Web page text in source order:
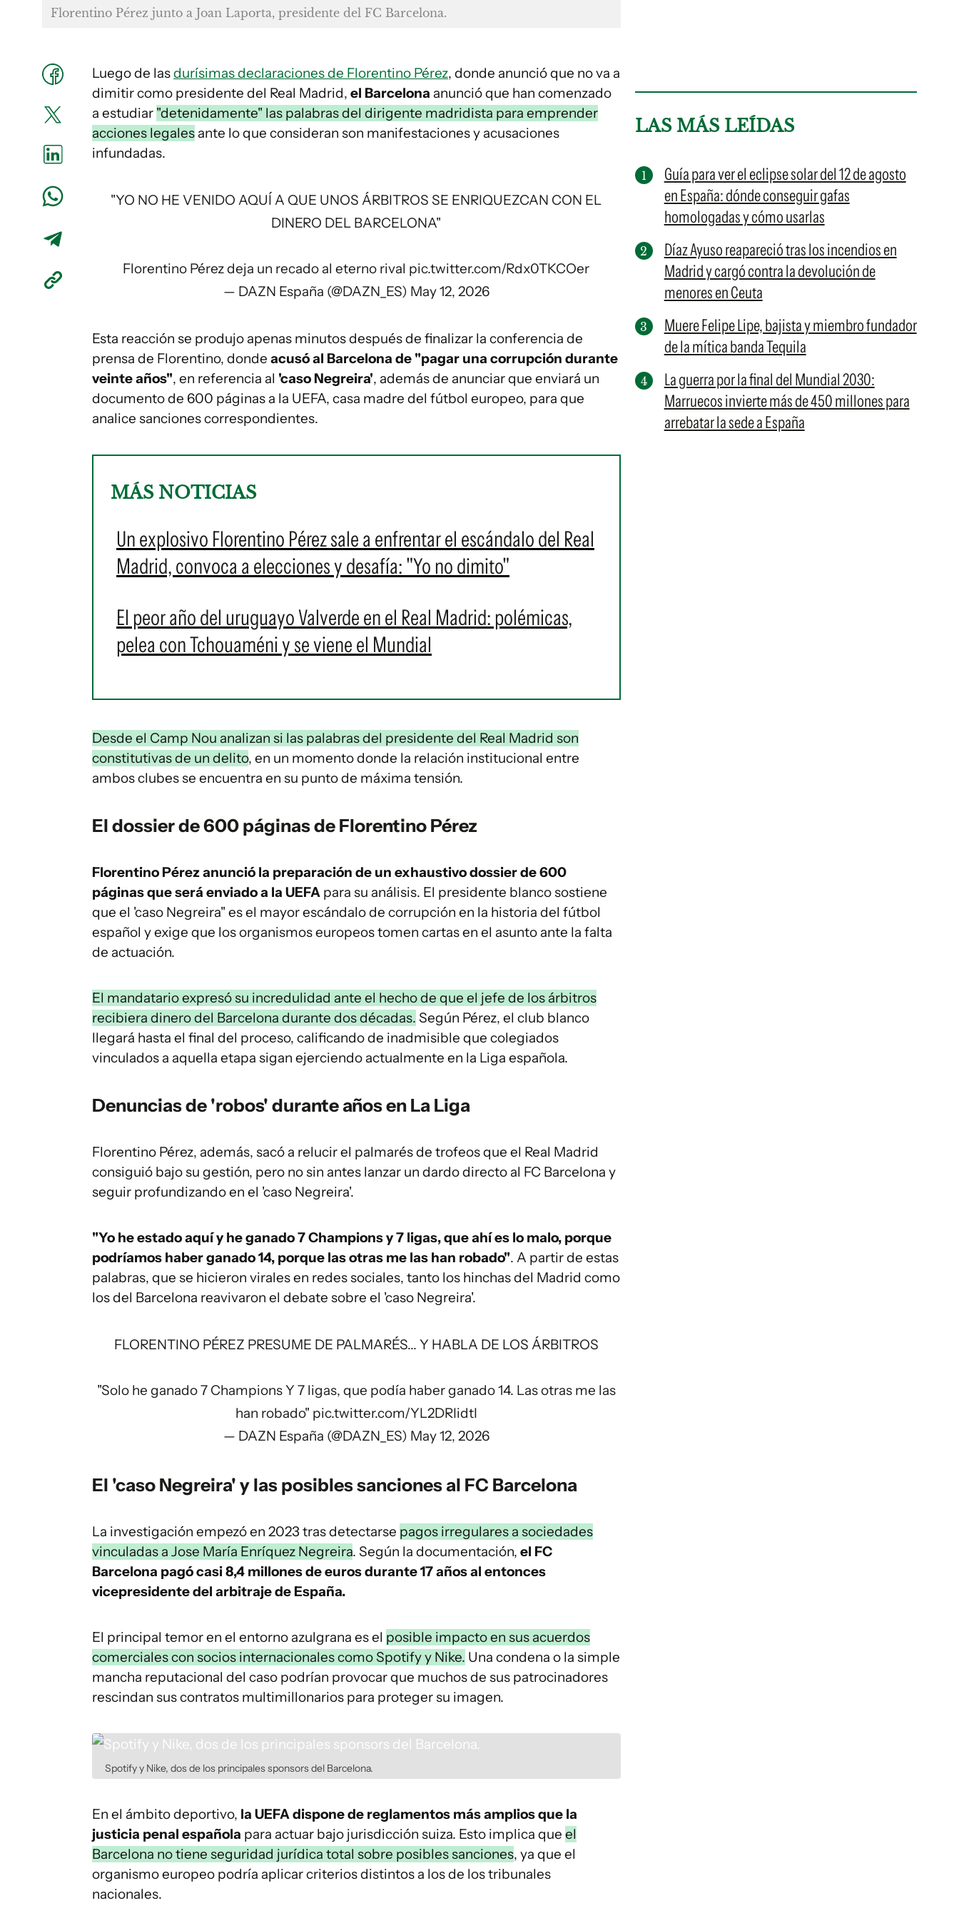
Florentino Pérez junto a Joan Laporta, presidente del FC Barcelona.
Luego de lasdurísimas declaraciones de Florentino Pérez, donde anunció que no va a
dimitir como presidente del Real Madrid, el Barcelona anunció que han comenzado
a estudiar "detenidamente" las palabras del dirigente madridista para emprender
acciones legales ante lo que consideran son manifestaciones y acusaciones
infundadas.
"YO NO HE VENIDO AQUÍ A QUE UNOS ÁRBITROS SE ENRIQUEZCAN CON EL
DINERO DEL BARCELONA"
Florentino Pérez deja un recado al eterno rival pic.twitter.com/Rdx0TKCOer
— DAZN España (@DAZN_ES) May 12, 2026
Esta reacción se produjo apenas minutos después de finalizar la conferencia de
prensa de Florentino, donde acusó al Barcelona de "pagar una corrupción durante
veinte años", en referencia al 'caso Negreira', además de anunciar que enviará un
documento de 600 páginas a la UEFA, casa madre del fútbol europeo, para que
analice sanciones correspondientes.
MÁS NOTICIAS
Un explosivo Florentino Pérez sale a enfrentar el escándalo del Real
Madrid, convoca a elecciones y desafía: "Yo no dimito"
El peor año del uruguayo Valverde en el Real Madrid: polémicas,
pelea con Tchouaméni y se viene el Mundial
Desde el Camp Nou analizan si las palabras del presidente del Real Madrid son
constitutivas de un delito, en un momento donde la relación institucional entre
ambos clubes se encuentra en su punto de máxima tensión.
El dossier de 600 páginas de Florentino Pérez
Florentino Pérez anunció la preparación de un exhaustivo dossier de 600
páginas que será enviado a la UEFA para su análisis. El presidente blanco sostiene
que el 'caso Negreira" es el mayor escándalo de corrupción en la historia del fútbol
español y exige que los organismos europeos tomen cartas en el asunto ante la falta
de actuación.
El mandatario expresó su incredulidad ante el hecho de que el jefe de los árbitros
recibiera dinero del Barcelona durante dos décadas. Según Pérez, el club blanco
llegará hasta el final del proceso, calificando de inadmisible que colegiados
vinculados a aquella etapa sigan ejerciendo actualmente en la Liga española.
Denuncias de 'robos' durante años en La Liga
Florentino Pérez, además, sacó a relucir el palmarés de trofeos que el Real Madrid
consiguió bajo su gestión, pero no sin antes lanzar un dardo directo al FC Barcelona y
seguir profundizando en el 'caso Negreira'.
"Yo he estado aquí y he ganado 7 Champions y 7 ligas, que ahí es lo malo, porque
podríamos haber ganado 14, porque las otras me las han robado". A partir de estas
palabras, que se hicieron virales en redes sociales, tanto los hinchas del Madrid como
los del Barcelona reavivaron el debate sobre el 'caso Negreira'.
FLORENTINO PÉREZ PRESUME DE PALMARÉS... Y HABLA DE LOS ÁRBITROS
"Solo he ganado 7 Champions Y 7 ligas, que podía haber ganado 14. Las otras me las
han robado" pic.twitter.com/YL2DRIidtI
— DAZN España (@DAZN_ES) May 12, 2026
El 'caso Negreira' y las posibles sanciones al FC Barcelona
La investigación empezó en 2023 tras detectarse pagos irregulares a sociedades
vinculadas a Jose María Enríquez Negreira. Según la documentación, el FC
Barcelona pagó casi 8,4 millones de euros durante 17 años al entonces
vicepresidente del arbitraje de España.
El principal temor en el entorno azulgrana es el posible impacto en sus acuerdos
comerciales con socios internacionales como Spotify y Nike. Una condena o la simple
mancha reputacional del caso podrían provocar que muchos de sus patrocinadores
rescindan sus contratos multimillonarios para proteger su imagen.
Spotify y Nike, dos de los principales sponsors del Barcelona.
En el ámbito deportivo, la UEFA dispone de reglamentos más amplios que la
justicia penal española para actuar bajo jurisdicción suiza. Esto implica que el
Barcelona no tiene seguridad jurídica total sobre posibles sanciones, ya que el
organismo europeo podría aplicar criterios distintos a los de los tribunales
nacionales.
LAS MÁS LEÍDAS
Guía para ver el eclipse solar del 12 de agosto
en España: dónde conseguir gafas
homologadas y cómo usarlas
Díaz Ayuso reapareció tras los incendios en
Madrid y cargó contra la devolución de
menores en Ceuta
Muere Felipe Lipe, bajista y miembro fundador
de la mítica banda Tequila
La guerra por la final del Mundial 2030:
Marruecos invierte más de 450 millones para
arrebatar la sede a España